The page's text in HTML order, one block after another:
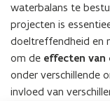
waterbalans te
projecten is
doeltreffendheid en
om de effecten van
onder verschillende
invloed van